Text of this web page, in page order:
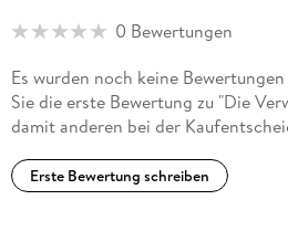
0 Bewertungen
Es wurden noch keine
Sie die erste Bewertung zu "Die
damit anderen bei der
Erste Bewertung schreiben